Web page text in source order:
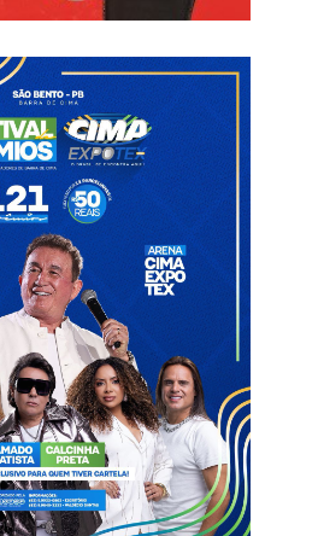
no resultado da partida, o
o ASA. O primeiro deles foi a
na sequência culminou no gol de
FPF-PB, membros do Treze e
o árbitro Marcos Mateus
lateral a favor do Galo, mas o
inverteu para o ASA e ficou por
relatório do representante da FPF-
Didira, do ASA, que teria pisado
agressiva no pé do atacante